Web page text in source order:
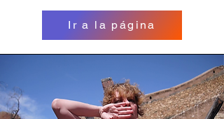
Ir a la página